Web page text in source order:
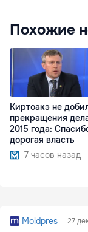
Похожие
Киртоакэ не
прекращения
2015 года:
дорогая власть
7 часов назад
Moldpres 27